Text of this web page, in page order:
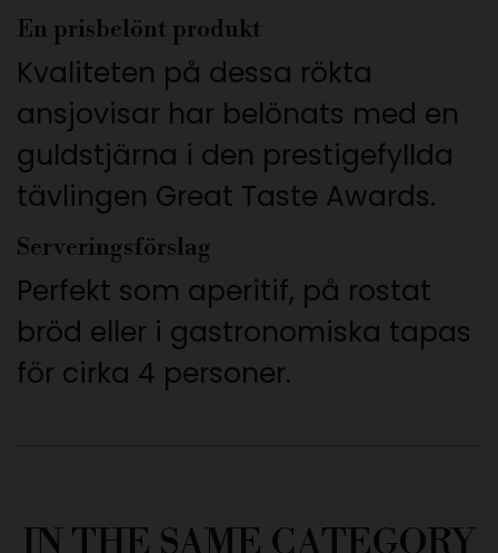
En prisbelönt produkt
Kvaliteten på dessa rökta
ansjovisar har belönats med en
guldstjärna i den prestigefyllda
tävlingen Great Taste Awards.
Serveringsförslag
Perfekt som aperitif, på rostat
bröd eller i gastronomiska tapas
för cirka 4 personer.